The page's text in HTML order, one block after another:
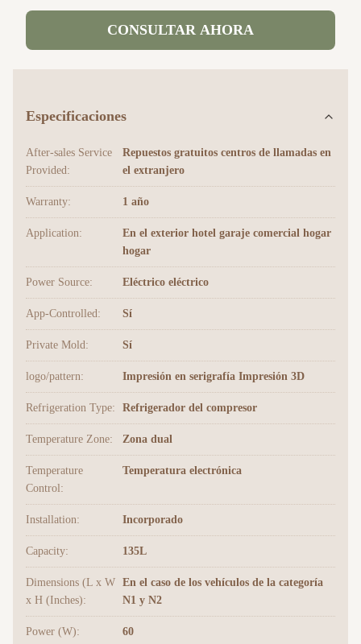
CONSULTAR AHORA
Especificaciones
After-sales Service
Provided:
Repuestos gratuitos centros de llamadas en
el extranjero
Warranty: 1 año
Application:
En el exterior hotel garaje comercial hogar
hogar
Power Source: Eléctrico eléctrico
App-Controlled: Sí
Private Mold: Sí
logo/pattern: Impresión en serigrafía Impresión 3D
Refrigeration Type: Refrigerador del compresor
Temperature Zone: Zona dual
Temperature
Control:
Temperatura electrónica
Installation: Incorporado
Capacity: 135L
Dimensions (L x W
x H (Inches):
En el caso de los vehículos de la categoría
N1 y N2
Power (W): 60